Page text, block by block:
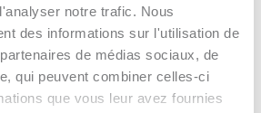
notre trafic. Nous
des informations sur l'utilisation de
de médias sociaux, de
qui peuvent combiner celles-ci
que vous leur avez fournies